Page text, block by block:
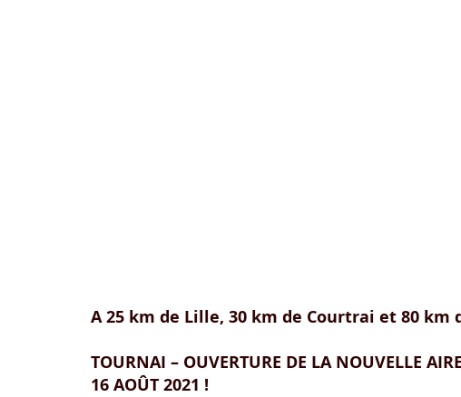
A 25 km de Lille, 30 km de Courtrai et 80 km
TOURNAI – OUVERTURE DE LA NOUVELLE
16 AOÛT 2021 !